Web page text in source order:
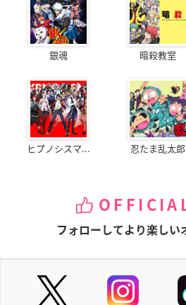
銀魂 暗殺教室
ヒプノシスマ... 忍たま乱太郎
フォローしてより楽しい